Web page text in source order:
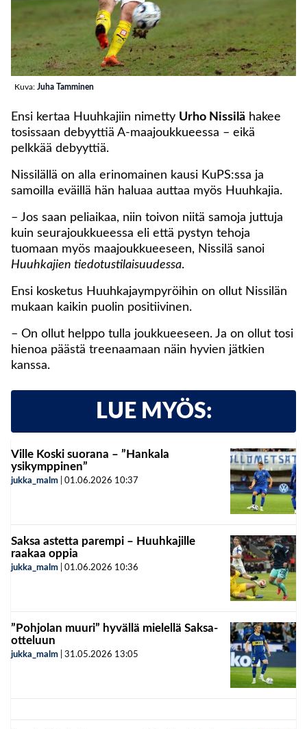
Kuva: Juha Tamminen
Ensi kertaa Huuhkajiin nimetty Urho Nissilä hakee
tosissaan debyyttiä A-maajoukkueessa – eikä
pelkkää debyyttiä.
Nissilällä on alla erinomainen kausi KuPS:ssa ja
samoilla eväillä hän haluaa auttaa myös Huuhkajia.
– Jos saan peliaikaa, niin toivon niitä samoja juttuja
kuin seurajoukkueessa eli että pystyn tehoja
tuomaan myös maajoukkueeseen, Nissilä sanoi
Huuhkajien tiedotustilaisuudessa.
Ensi kosketus Huuhkajaympyröihin on ollut Nissilän
mukaan kaikin puolin positiivinen.
– On ollut helppo tulla joukkueeseen. Ja on ollut tosi
hienoa päästä treenaamaan näin hyvien jätkien
kanssa.
LUE MYÖS:
Ville Koski suorana – ”Hankala
ysikymppinen”
jukka_malm 01.06.2026 10:37
Saksa astetta parempi – Huuhkajille
raakaa oppia
jukka_malm 01.06.2026 10:36
”Pohjolan muuri” hyvällä mielellä Saksa-
otteluun
jukka_malm 31.05.2026 13:05